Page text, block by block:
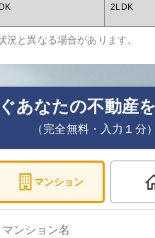
2LDK
と異なる場合があります。
あなたの不動産
（完全無料・入力１分）
マンション